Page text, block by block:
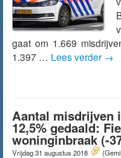
gaat om 1.669
1.397 … Lees verder →
Aantal misdrijven
12,5% gedaald:
woninginbraak (-
Vrijdag 31 augustus 2018